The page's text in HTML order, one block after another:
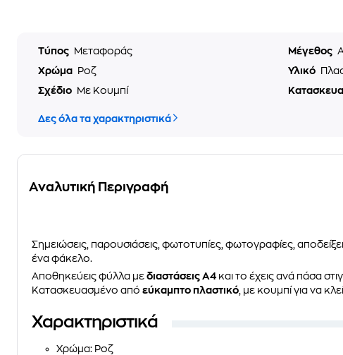
Τύπος Μεταφοράς Μέγεθος
Χρώμα
Ροζ Υλικό
Σχέδιο
Με Κουμπί
Δες όλα τα χαρακτηριστικά
Αναλυτική Περιγραφή
Σημειώσεις, παρουσιάσεις, φωτοτυπίες, φωτογραφίες,
ένα φάκελο.
Αποθηκεύεις φύλλα με διαστάσεις Α4 και το έχεις ανά πάσα
Κατασκευασμένο από εύκαμπτο πλαστικό , με κουμπί για να
Χαρακτηριστικά
Χρώμα: Ροζ